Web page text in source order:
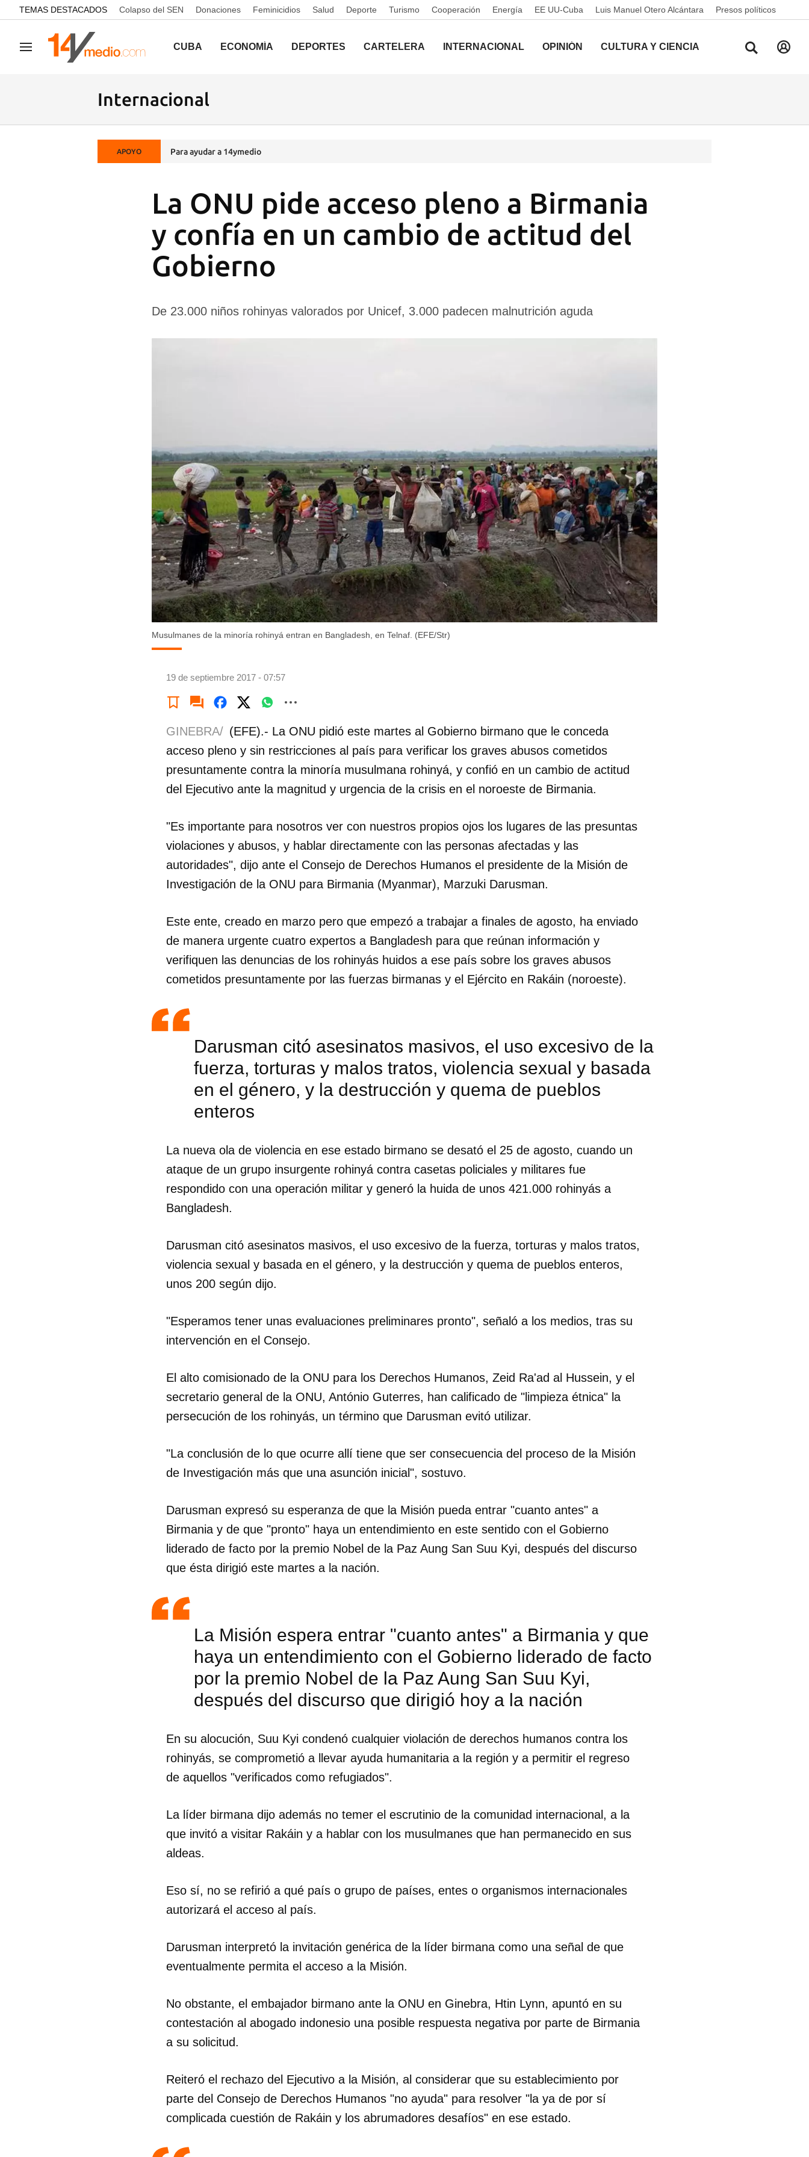
common.go-to-content
TEMAS DESTACADOS Colapso del SEN Donaciones Feminicidios Salud Deporte Turismo Cooperación Energía EE UU-Cuba Luis Manuel Otero Alcántara Presos políticos
Navegación CUBA ECONOMÍA DEPORTES CARTELERA INTERNACIONAL OPINIÓN CULTURA Y CIENCIA
Internacional
APOYO Para ayudar a 14ymedio
La ONU pide acceso pleno a Birmania
y confía en un cambio de actitud del
Gobierno
De 23.000 niños rohinyas valorados por Unicef, 3.000 padecen malnutrición aguda
Musulmanes de la minoría rohinyá entran en Bangladesh, en Telnaf. (EFE/Str)
19 de septiembre 2017 - 07:57
Para poder guardar como favorito, primero has de iniciar sesión con tu
cuenta de 14ymedio.
INICIAR SESIÓN CANCELAR
GINEBRA/ (EFE).- La ONU pidió este martes al Gobierno birmano que le conceda
acceso pleno y sin restricciones al país para verificar los graves abusos cometidos
presuntamente contra la minoría musulmana rohinyá, y confió en un cambio de actitud
del Ejecutivo ante la magnitud y urgencia de la crisis en el noroeste de Birmania.
"Es importante para nosotros ver con nuestros propios ojos los lugares de las presuntas
violaciones y abusos, y hablar directamente con las personas afectadas y las
autoridades", dijo ante el Consejo de Derechos Humanos el presidente de la Misión de
Investigación de la ONU para Birmania (Myanmar), Marzuki Darusman.
Este ente, creado en marzo pero que empezó a trabajar a finales de agosto, ha enviado
de manera urgente cuatro expertos a Bangladesh para que reúnan información y
verifiquen las denuncias de los rohinyás huidos a ese país sobre los graves abusos
cometidos presuntamente por las fuerzas birmanas y el Ejército en Rakáin (noroeste).
Darusman citó asesinatos masivos, el uso excesivo de la
fuerza, torturas y malos tratos, violencia sexual y basada
en el género, y la destrucción y quema de pueblos
enteros
La nueva ola de violencia en ese estado birmano se desató el 25 de agosto, cuando un
ataque de un grupo insurgente rohinyá contra casetas policiales y militares fue
respondido con una operación militar y generó la huida de unos 421.000 rohinyás a
Bangladesh.
Darusman citó asesinatos masivos, el uso excesivo de la fuerza, torturas y malos tratos,
violencia sexual y basada en el género, y la destrucción y quema de pueblos enteros,
unos 200 según dijo.
"Esperamos tener unas evaluaciones preliminares pronto", señaló a los medios, tras su
intervención en el Consejo.
El alto comisionado de la ONU para los Derechos Humanos, Zeid Ra'ad al Hussein, y el
secretario general de la ONU, António Guterres, han calificado de "limpieza étnica" la
persecución de los rohinyás, un término que Darusman evitó utilizar.
"La conclusión de lo que ocurre allí tiene que ser consecuencia del proceso de la Misión
de Investigación más que una asunción inicial", sostuvo.
Darusman expresó su esperanza de que la Misión pueda entrar "cuanto antes" a
Birmania y de que "pronto" haya un entendimiento en este sentido con el Gobierno
liderado de facto por la premio Nobel de la Paz Aung San Suu Kyi, después del discurso
que ésta dirigió este martes a la nación.
La Misión espera entrar "cuanto antes" a Birmania y que
haya un entendimiento con el Gobierno liderado de facto
por la premio Nobel de la Paz Aung San Suu Kyi,
después del discurso que dirigió hoy a la nación
En su alocución, Suu Kyi condenó cualquier violación de derechos humanos contra los
rohinyás, se comprometió a llevar ayuda humanitaria a la región y a permitir el regreso
de aquellos "verificados como refugiados".
La líder birmana dijo además no temer el escrutinio de la comunidad internacional, a la
que invitó a visitar Rakáin y a hablar con los musulmanes que han permanecido en sus
aldeas.
Eso sí, no se refirió a qué país o grupo de países, entes o organismos internacionales
autorizará el acceso al país.
Darusman interpretó la invitación genérica de la líder birmana como una señal de que
eventualmente permita el acceso a la Misión.
No obstante, el embajador birmano ante la ONU en Ginebra, Htin Lynn, apuntó en su
contestación al abogado indonesio una posible respuesta negativa por parte de Birmania
a su solicitud.
Reiteró el rechazo del Ejecutivo a la Misión, al considerar que su establecimiento por
parte del Consejo de Derechos Humanos "no ayuda" para resolver "la ya de por sí
complicada cuestión de Rakáin y los abrumadores desafíos" en ese estado.